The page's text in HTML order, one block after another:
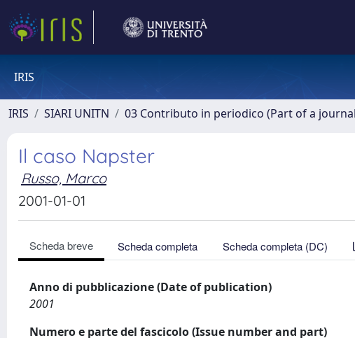
IRIS
IRIS SIARI UNITN 03 Contributo in periodico (Part of a
Il caso Napster
Russo, Marco
2001-01-01
Scheda breve Scheda completa Scheda completa (DC)
Anno di pubblicazione (Date of publication)
2001
Numero e parte del fascicolo (Issue number and part)